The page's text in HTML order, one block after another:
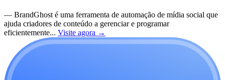
— BrandGhost é uma ferramenta de automação de mídia social que
ajuda criadores de conteúdo a gerenciar e programar
eficientemente... Visite agora →